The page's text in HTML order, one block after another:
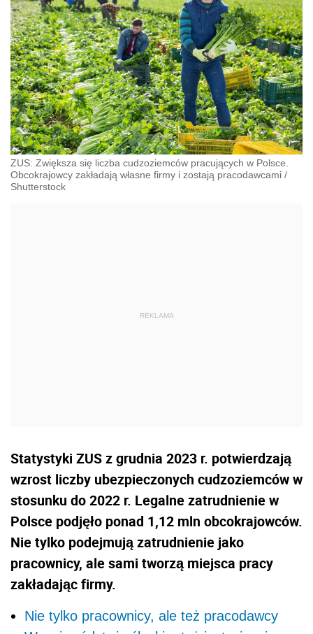
ZUS: Zwiększa się liczba cudzoziemców pracujących w Polsce.
Obcokrajowcy zakładają własne firmy i zostają pracodawcami /
Shutterstock
Statystyki ZUS z grudnia 2023 r. potwierdzają
wzrost liczby ubezpieczonych cudzoziemców w
stosunku do 2022 r. Legalne zatrudnienie w
Polsce podjęło ponad 1,12 mln obcokrajowców.
Nie tylko podejmują zatrudnienie jako
pracownicy, ale sami tworzą miejsca pracy
zakładając firmy.
Nie tylko pracownicy, ale też pracodawcy